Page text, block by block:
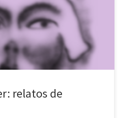
no resulta un trabajo sencillo, la
es que odio escribir relatos.
mucho […]
relatos de